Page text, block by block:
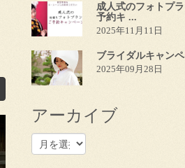
成人式のフォトプ
予約キ ...
2025年11月11日
ブライダルキャン
2025年09月28日
アーカイブ